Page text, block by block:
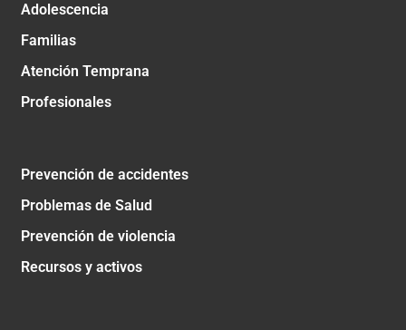
Adolescencia
Familias
Atención Temprana
Profesionales
Prevención de accidentes
Problemas de Salud
Prevención de violencia
Recursos y activos